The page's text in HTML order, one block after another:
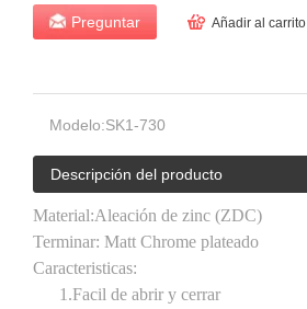
Preguntar Añadir al carrito
Modelo:SK1-730
Descripción del producto
Material:Aleación de zinc (ZDC)
Terminar: Matt Chrome plateado
Caracteristicas:
1.Facil de abrir y cerrar